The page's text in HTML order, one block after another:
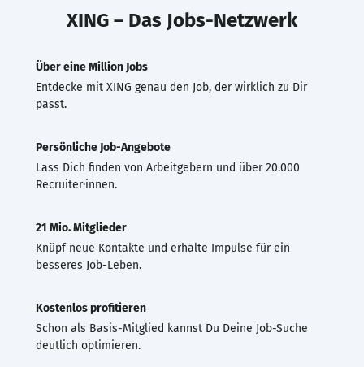
XING – Das Jobs-Netzwerk
Über eine Million Jobs
Entdecke mit XING genau den Job, der wirklich zu Dir
passt.
Persönliche Job-Angebote
Lass Dich finden von Arbeitgebern und über 20.000
Recruiter·innen.
21 Mio. Mitglieder
Knüpf neue Kontakte und erhalte Impulse für ein
besseres Job-Leben.
Kostenlos profitieren
Schon als Basis-Mitglied kannst Du Deine Job-Suche
deutlich optimieren.